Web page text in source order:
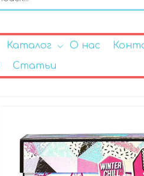
Каталог О нас
Статьи